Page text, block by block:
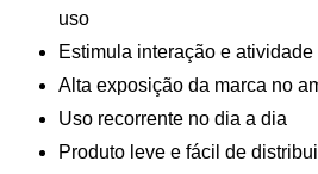
uso
Estimula interação e atividade
Alta exposição da marca no
Uso recorrente no dia a dia
Produto leve e fácil de